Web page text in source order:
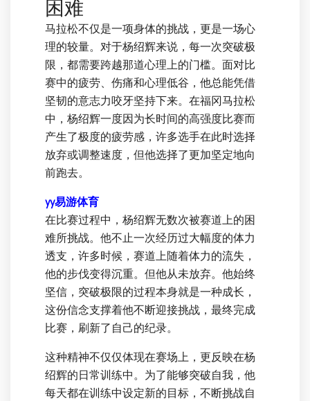
困难
马拉松不仅是一项身体的挑战，更是一场心
理的较量。对于杨绍辉来说，每一次突破极
限，都需要跨越那道心理上的门槛。面对比
赛中的疲劳、伤痛和心理低谷，他总能凭借
坚韧的意志力咬牙坚持下来。在福冈马拉松
中，杨绍辉一度因为长时间的高强度比赛而
产生了极度的疲劳感，许多选手在此时选择
放弃或调整速度，但他选择了更加坚定地向
前跑去。
yy易游体育
在比赛过程中，杨绍辉无数次被赛道上的困
难所挑战。他不止一次经历过大幅度的体力
透支，许多时候，赛道上随着体力的流失，
他的步伐变得沉重。但他从未放弃。他始终
坚信，突破极限的过程本身就是一种成长，
这份信念支撑着他不断迎接挑战，最终完成
比赛，刷新了自己的纪录。
这种精神不仅仅体现在赛场上，更反映在杨
绍辉的日常训练中。为了能够突破自我，他
每天都在训练中设定新的目标，不断挑战自